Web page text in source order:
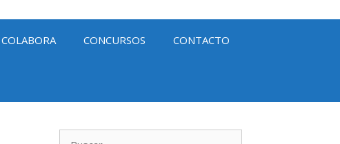
COLABORA CONCURSOS CONTACTO